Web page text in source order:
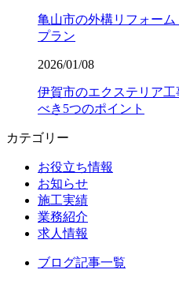
亀山市の外構リフォー
プラン
2026/01/08
伊賀市のエクステリア
べき5つのポイント
カテゴリー
お役立ち情報
お知らせ
施工実績
業務紹介
求人情報
ブログ記事一覧